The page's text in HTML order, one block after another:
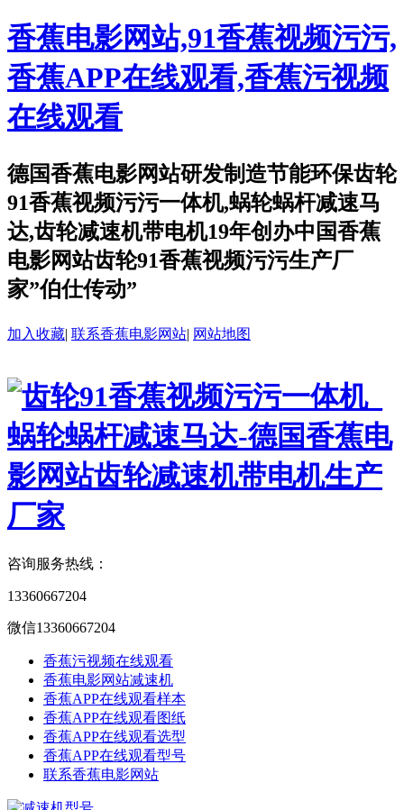
香蕉电影网站,91香蕉视频污污,
香蕉APP在线观看,香蕉污视频
在线观看
德国香蕉电影网站研发制造节能环保齿轮
91香蕉视频污污一体机,蜗轮蜗杆减速马
达,齿轮减速机带电机19年创办中国香蕉
电影网站齿轮91香蕉视频污污生产厂
家”伯仕传动”
加入收藏| 联系香蕉电影网站| 网站地图
咨询服务热线：
13360667204
微信13360667204
香蕉污视频在线观看
香蕉电影网站减速机
香蕉APP在线观看样本
香蕉APP在线观看图纸
香蕉APP在线观看选型
香蕉APP在线观看型号
联系香蕉电影网站